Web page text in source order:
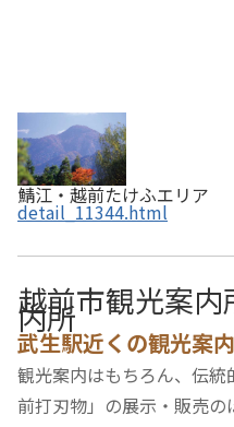
鯖江・越前たけふエリア
detail_11344.html
越前市観光案
内所
武生駅近くの観光案
観光案内はもちろん、伝
前打刃物」の展示・販売